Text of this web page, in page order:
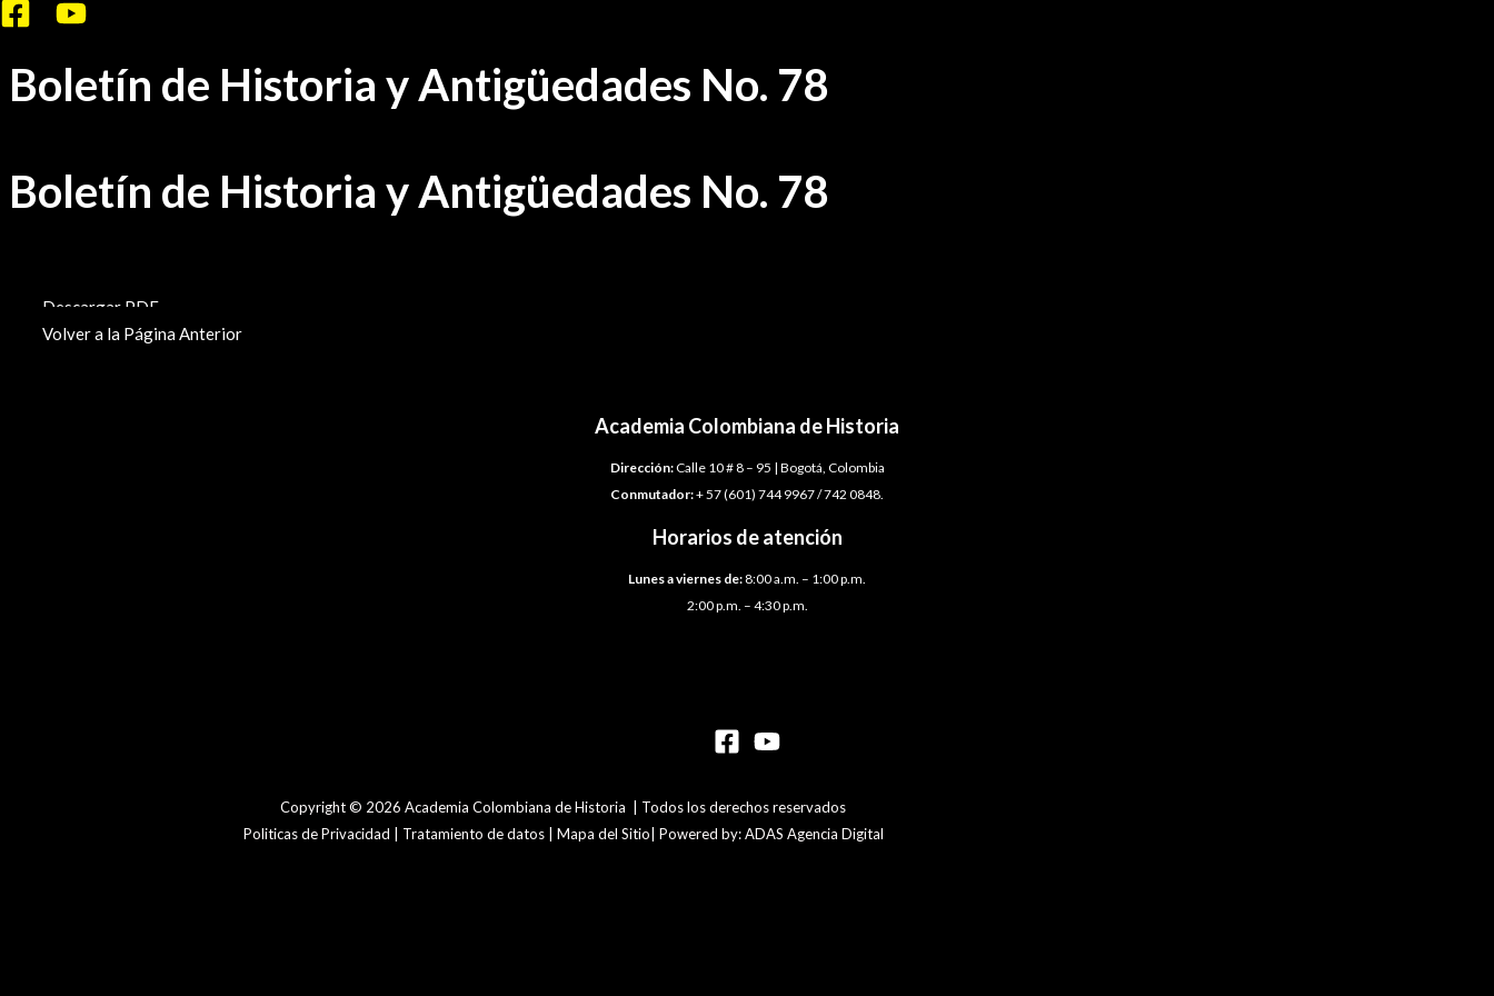
Ir
contenido
Boletín de Historia y Antigüedades No. 78
Boletín de Historia y Antigüedades No. 78
Descargar PDF
Volver a la Página Anterior
Academia Colombiana de Historia
Dirección:Calle 10 # 8 – 95 | Bogotá, Colombia
Conmutador:+ 57 (601) 744 9967 / 742 0848.
Horarios de atención
Lunes a viernes de:8:00 a.m. – 1:00 p.m.
2:00 p.m. – 4:30 p.m.
Copyright © 2026 Academia Colombiana de Historia | Todos los derechos reservados
Politicas de Privacidad | Tratamiento de datos | Mapa del Sitio| Powered by: ADAS Agencia Digital